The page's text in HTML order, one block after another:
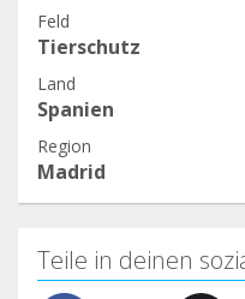
Feld
Tierschutz
Land
Spanien
Region
Madrid
Teile in deinen